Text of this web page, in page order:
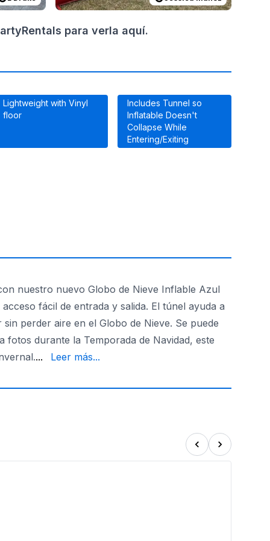
para verla aquí.
Lightweight with Vinyl
floor
Includes Tunnel so
Inflatable Doesn't
Collapse While
Entering/Exiting
nuestro nuevo Globo de Nieve Inflable Azul
fácil de entrada y salida. El túnel ayuda a
perder aire en el Globo de Nieve. Se puede
durante la Temporada de Navidad, este
seguramente durarán toda la vida!
... Leer más...